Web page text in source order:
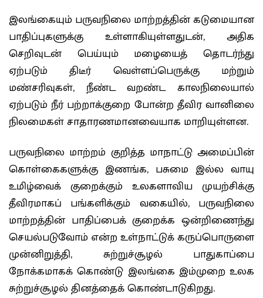
இலங்கையும் பருவநிலை மாற்றத்தின் கடுமையான
பாதிப்புகளுக்கு உள்ளாகியுள்ளதுடன், அதிக
செறிவுடன் பெய்யும் மழையைத் தொடர்ந்து
ஏற்படும் திடீர் வெள்ளப்பெருக்கு மற்றும்
மண்சரிவுகள், நீண்ட வறண்ட காலநிலையால்
ஏற்படும் நீர் பற்றாக்குறை போன்ற தீவிர வானிலை
நிலமைகள் சாதாரணமானவையாக மாறியுள்ளன.
பருவநிலை மாற்றம் குறித்த மாநாட்டு அமைப்பின்
கொள்கைகளுக்கு இணங்க, பசுமை இல்ல வாயு
உமிழ்வைக் குறைக்கும் உலகளாவிய முயற்சிக்கு
தீவிரமாகப் பங்களிக்கும் வகையில், பருவநிலை
மாற்றத்தின் பாதிப்பைக் குறைக்க ஒன்றிணைந்து
செயல்படுவோம் என்ற உள்நாட்டுக் கருப்பொருளை
முன்னிறுத்தி, சுற்றுச்சூழல் பாதுகாப்பை
நோக்கமாகக் கொண்டு இலங்கை இம்முறை உலக
சுற்றுச்சூழல் தினத்தைக் கொண்டாடுகிறது.